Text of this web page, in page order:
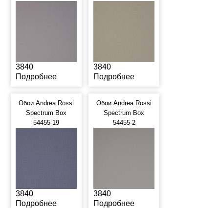
3840
Подробнее
3840
Подробнее
Обои Andrea Rossi
Spectrum Box
54455-19
3840
Подробнее
Обои Andrea Rossi
Spectrum Box
54455-2
3840
Подробнее